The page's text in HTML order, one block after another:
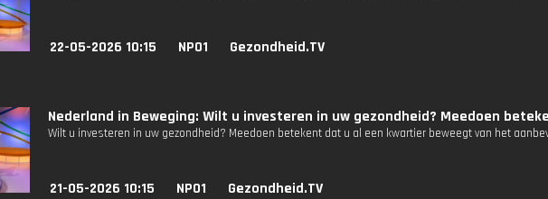
22-05-2026 10:15 NPO1 Gezondheid.TV
Nederland in Beweging: Wilt u investeren in uw gezondheid? Meedoen
Wilt u investeren in uw gezondheid? Meedoen betekent dat u al een kwartier beweegt van het
21-05-2026 10:15 NPO1 Gezondheid.TV